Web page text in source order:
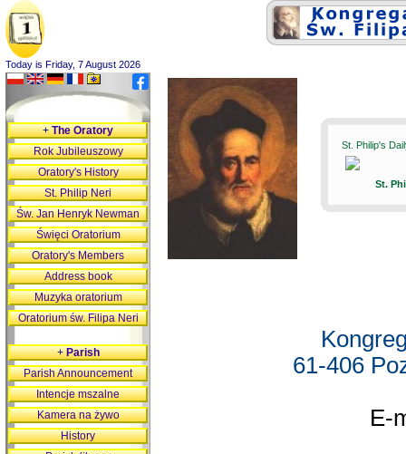
Today is Friday, 7 August 2026
St. Philip's
St.
61-406
E-
+The Oratory
Rok Jubileuszowy
Oratory's History
St. Philip Neri
Św. Jan Henryk Newman
Święci Oratorium
Oratory's Members
Address book
Muzyka oratorium
Oratorium św. Filipa Neri
+Parish
Parish Announcement
Intencje mszalne
Kamera na żywo
History